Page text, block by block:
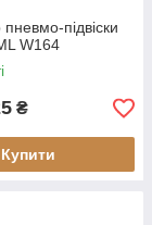
підвіски
W164
₴
Купити